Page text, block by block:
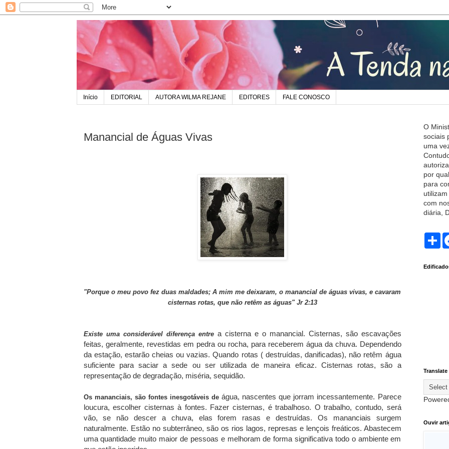
Início EDITORIAL AUTORA WILMA REJANE EDITORES FALE CONOSCO
Manancial de Águas Vivas
"Porque o meu povo fez duas maldades; A mim me deixaram, o manancial de águas vivas, e cavaram
cisternas rotas, que não retêm as águas" Jr 2:13
Existe uma considerável diferença entrea cisterna e o manancial. Cisternas, são escavações
feitas, geralmente, revestidas em pedra ou rocha, para receberem água da chuva. Dependendo
da estação, estarão cheias ou vazias. Quando rotas ( destruídas, danificadas), não retêm água
suficiente para saciar a sede ou ser utilizada de maneira eficaz. Cisternas rotas, são a
representação de degradação, miséria, sequidão.
Os mananciais, são fontes inesgotáveis deágua, nascentes que jorram incessantemente. Parece
loucura, escolher cisternas à fontes. Fazer cisternas, é trabalhoso. O trabalho, contudo, será
vão, se não descer a chuva, elas forem rasas e destruídas. Os mananciais surgem
naturalmente. Estão no subterrâneo, são os rios lagos, represas e lençois freáticos. Abastecem
uma quantidade muito maior de pessoas e melhoram de forma significativa todo o ambiente em
O
sociais
uma
por
para
com
diária,
S
e
Translate
Ouvir